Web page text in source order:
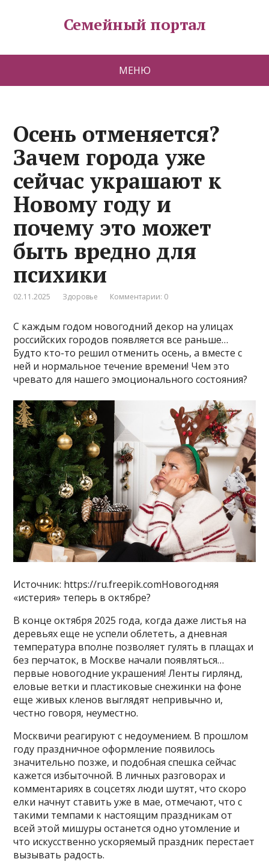
Семейный портал
МЕНЮ
Осень отменяется?
Зачем города уже
сейчас украшают к
Новому году и
почему это может
быть вредно для
психики
02.11.2025 Здоровье Комментарии: 0
С каждым годом новогодний декор на улицах
российских городов появляется все раньше…
Будто кто-то решил отменить осень, а вместе с
ней и нормальное течение времени! Чем это
чревато для нашего эмоционального состояния?
Источник: https://ru.freepik.comНовогодняя
«истерия» теперь в октябре?
В конце октября 2025 года, когда даже листья на
деревьях еще не успели облететь, а дневная
температура вполне позволяет гулять в плащах и
без перчаток, в Москве начали появляться…
первые новогодние украшения! Ленты гирлянд,
еловые ветки и пластиковые снежинки на фоне
еще живых кленов выглядят непривычно и,
честно говоря, неуместно.
Москвичи реагируют с недоумением. В прошлом
году праздничное оформление появилось
значительно позже, и подобная спешка сейчас
кажется избыточной. В личных разговорах и
комментариях в соцсетях люди шутят, что скоро
елки начнут ставить уже в мае, отмечают, что с
такими темпами к настоящим праздникам от
всей этой мишуры останется одно утомление и
что искусственно ускоряемый праздник перестает
вызывать радость.